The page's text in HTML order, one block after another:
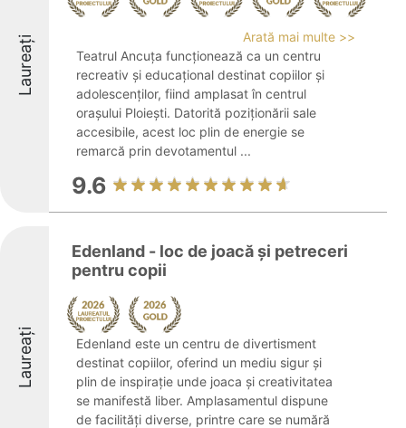
Laureați
Arată mai multe >>
Teatrul Ancuța funcționează ca un centru
recreativ și educațional destinat copiilor și
adolescenților, fiind amplasat în centrul
orașului Ploiești. Datorită poziționării sale
accesibile, acest loc plin de energie se
remarcă prin devotamentul ...
9.6
Laureați
Edenland - loc de joacă și petreceri
pentru copii
Edenland este un centru de divertisment
destinat copiilor, oferind un mediu sigur și
plin de inspirație unde joaca și creativitatea
se manifestă liber. Amplasamentul dispune
de facilități diverse, printre care se numără